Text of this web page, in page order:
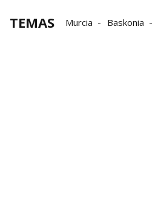
TEMAS Murcia Baskonia